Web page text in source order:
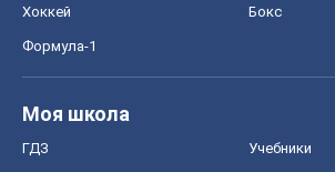
Хоккей Бокс
Формула-1
Моя школа
ГДЗ Учебники